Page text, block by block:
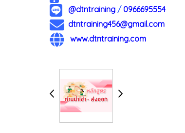
@dtntraining / 0966695554
dtntraining456@gmail.com
www.dtntraining.com